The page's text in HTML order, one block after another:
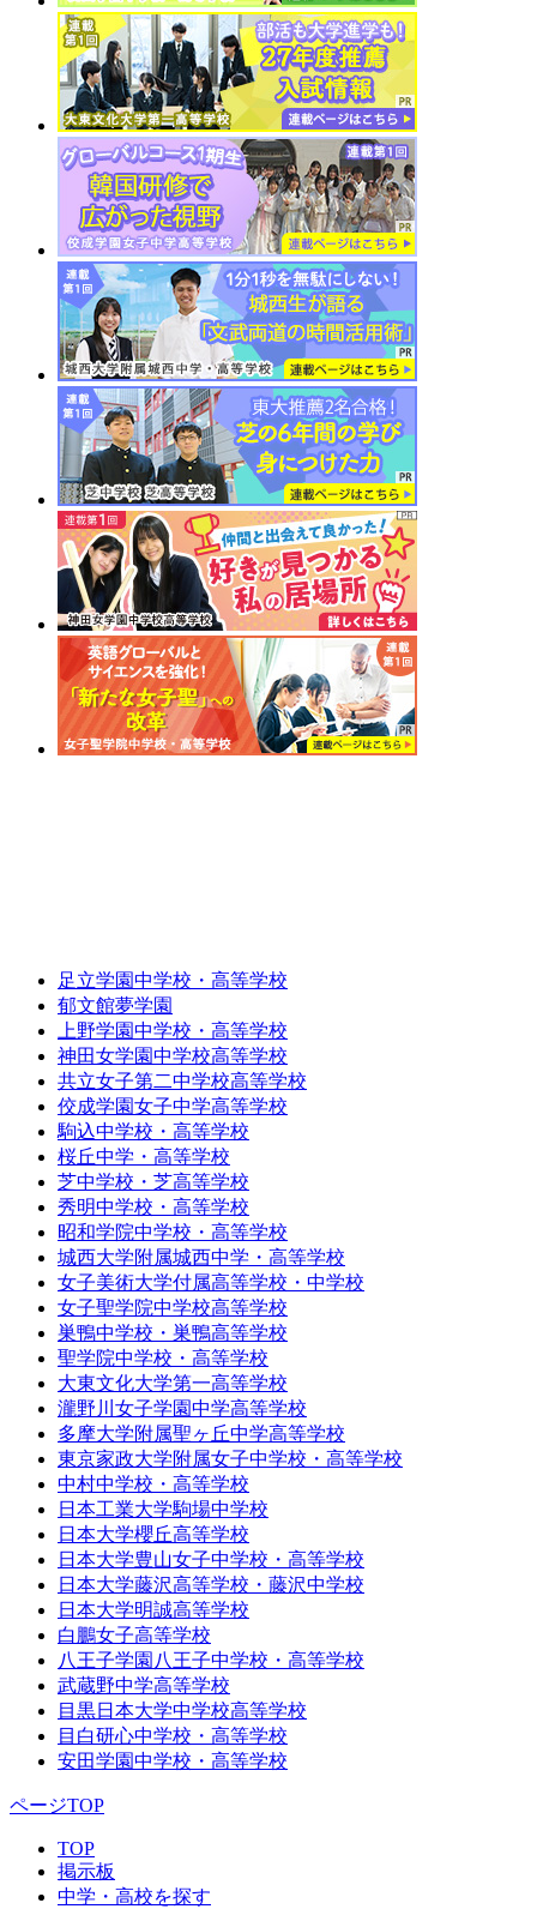
足立学園中学校・高等学校
郁文館夢学園
上野学園中学校・高等学校
神田女学園中学校高等学校
共立女子第二中学校高等学校
佼成学園女子中学高等学校
駒込中学校・高等学校
桜丘中学・高等学校
芝中学校・芝高等学校
秀明中学校・高等学校
昭和学院中学校・高等学校
城西大学附属城西中学・高等学校
女子美術大学付属高等学校・中学校
女子聖学院中学校高等学校
巣鴨中学校・巣鴨高等学校
聖学院中学校・高等学校
大東文化大学第一高等学校
瀧野川女子学園中学高等学校
多摩大学附属聖ヶ丘中学高等学校
東京家政大学附属女子中学校・高等学校
中村中学校・高等学校
日本工業大学駒場中学校
日本大学櫻丘高等学校
日本大学豊山女子中学校・高等学校
日本大学藤沢高等学校・藤沢中学校
日本大学明誠高等学校
白鵬女子高等学校
八王子学園八王子中学校・高等学校
武蔵野中学高等学校
目黒日本大学中学校高等学校
目白研心中学校・高等学校
安田学園中学校・高等学校
ページTOP
TOP
掲示板
中学・高校を探す